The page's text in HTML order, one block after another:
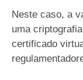
Neste caso, a
uma
certificado